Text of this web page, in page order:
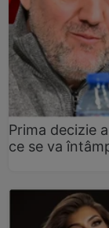
Prima decizie
ce se va